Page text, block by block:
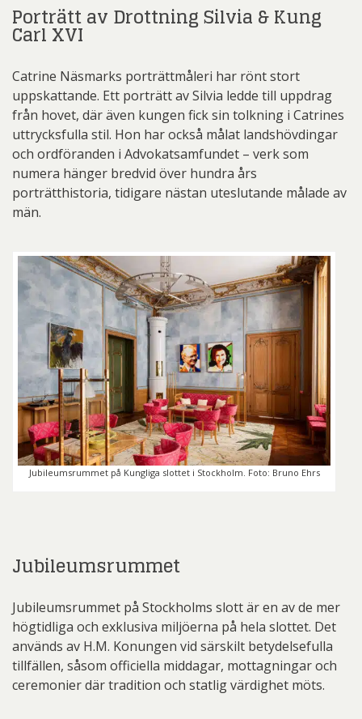
Porträtt av Drottning Silvia & Kung
Carl XVI
Catrine Näsmarks porträttmåleri har rönt stort
uppskattande. Ett porträtt av Silvia ledde till uppdrag
från hovet, där även kungen fick sin tolkning i Catrines
uttrycksfulla stil. Hon har också målat landshövdingar
och ordföranden i Advokatsamfundet – verk som
numera hänger bredvid över hundra års
porträtthistoria, tidigare nästan uteslutande målade av
män.
Jubileumsrummet på Kungliga slottet i Stockholm. Foto: Bruno Ehrs
Jubileumsrummet
Jubileumsrummet på Stockholms slott är en av de mer
högtidliga och exklusiva miljöerna på hela slottet. Det
används av H.M. Konungen vid särskilt betydelsefulla
tillfällen, såsom officiella middagar, mottagningar och
ceremonier där tradition och statlig värdighet möts.